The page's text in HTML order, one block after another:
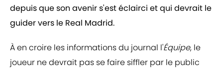
depuis que son avenir s'est éclairci et qui devrait le
guider vers le Real Madrid.
À en croire les informations du journal l'Équipe, le
joueur ne devrait pas se faire siffler par le public